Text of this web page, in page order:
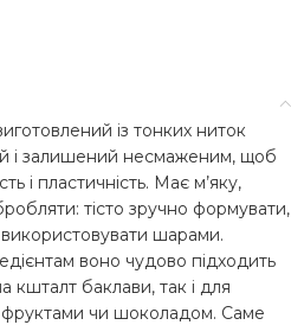
із тонких ниток
і залишений несмаженим, щоб
і пластичність. Має м’яку,
тісто зручно формувати,
шарами.
воно чудово підходить
кшталт баклави, так і для
фруктами чи шоколадом. Саме